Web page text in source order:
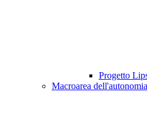
Progetto
Macroarea